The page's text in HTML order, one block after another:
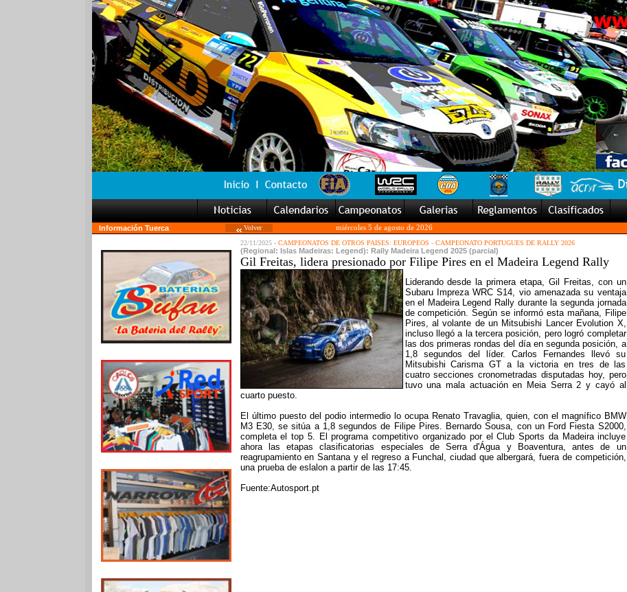
Información Tuerca Volver miércoles 5 de agosto de 2026
22/11/2025 - CAMPEONATOS DE OTROS PAISES: EUROPEOS - CAMPEONATO PORTUGUES DE RALLY 2026
(Regional: Islas Madeiras: Legend): Rally Madeira Legend 2025 (parcial)
Gil Freitas, lidera presionado por Filipe Pires en el Madeira Legend Rally
Liderando desde la primera etapa, Gil Freitas, con un
Subaru Impreza WRC S14, vio amenazada su ventaja
en el Madeira Legend Rally durante la segunda jornada
de competición. Según se informó esta mañana, Filipe
Pires, al volante de un Mitsubishi Lancer Evolution X,
incluso llegó a la tercera posición, pero logró completar
las dos primeras rondas del día en segunda posición, a
1,8 segundos del líder. Carlos Fernandes llevó su
Mitsubishi Carisma GT a la victoria en tres de las
cuatro secciones cronometradas disputadas hoy, pero
tuvo una mala actuación en Meia Serra 2 y cayó al
cuarto puesto.
El último puesto del podio intermedio lo ocupa Renato Travaglia, quien, con el magnífico BMW
M3 E30, se sitúa a 1,8 segundos de Filipe Pires. Bernardo Sousa, con un Ford Fiesta S2000,
completa el top 5. El programa competitivo organizado por el Club Sports da Madeira incluye
ahora las etapas clasificatorias especiales de Serra d'Água y Boaventura, antes de un
reagrupamiento en Santana y el regreso a Funchal, ciudad que albergará, fuera de competición,
una prueba de eslalon a partir de las 17:45.
Fuente:Autosport.pt